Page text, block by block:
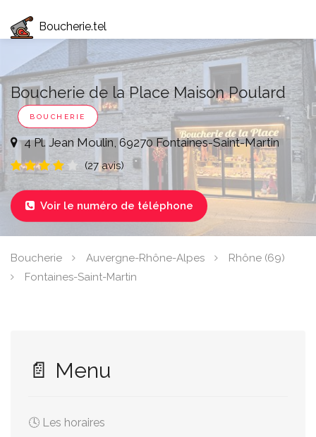
Boucherie.tel
Boucherie de la Place Maison Poulard
BOUCHERIE
4 Pl. Jean Moulin, 69270 Fontaines-Saint-Martin
(27 avis)
 Voir le numéro de téléphone
Boucherie Auvergne-Rhône-Alpes
Rhône (69)
Fontaines-Saint-Martin
📄 Menu
🕓 Les horaires